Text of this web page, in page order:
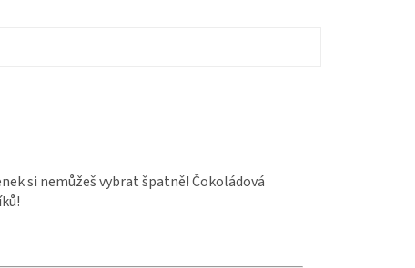
si nemůžeš vybrat špatně! Čokoládová